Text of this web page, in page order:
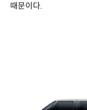
때문이다.